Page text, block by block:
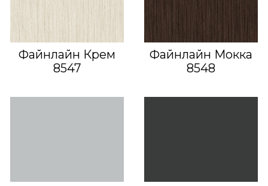
Файнлайн Крем
8547
Файнлайн Мокка
8548